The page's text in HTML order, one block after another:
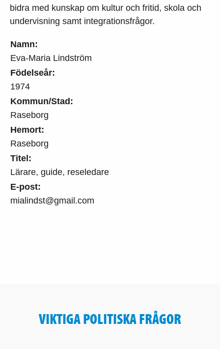
Namn:
Eva-Maria Lindström
Födelseår:
1974
Kommun/Stad:
Raseborg
Hemort:
Raseborg
Titel:
Lärare, guide, reseledare
E-post:
mialindst@gmail.com
bidra med kunskap om kultur och fritid, skola och
undervisning samt integrationsfrågor.
VIKTIGA POLITISKA FRÅGOR